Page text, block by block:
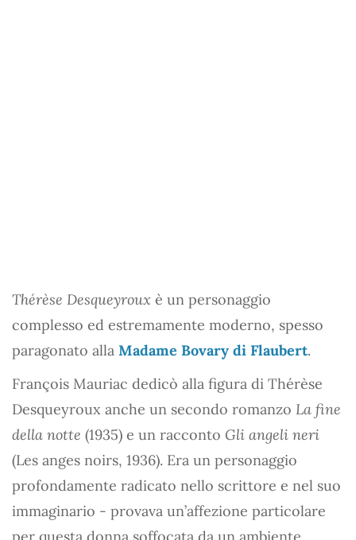
Thérèse Desqueyroux è un personaggio
complesso ed estremamente moderno, spesso
paragonato alla Madame Bovary di Flaubert.
François Mauriac dedicò alla figura di Thérèse
Desqueyroux anche un secondo romanzo La fine
della notte (1935) e un racconto Gli angeli neri
(Les anges noirs, 1936). Era un personaggio
profondamente radicato nello scrittore e nel suo
immaginario - provava un’affezione particolare
per questa donna soffocata da un ambiente